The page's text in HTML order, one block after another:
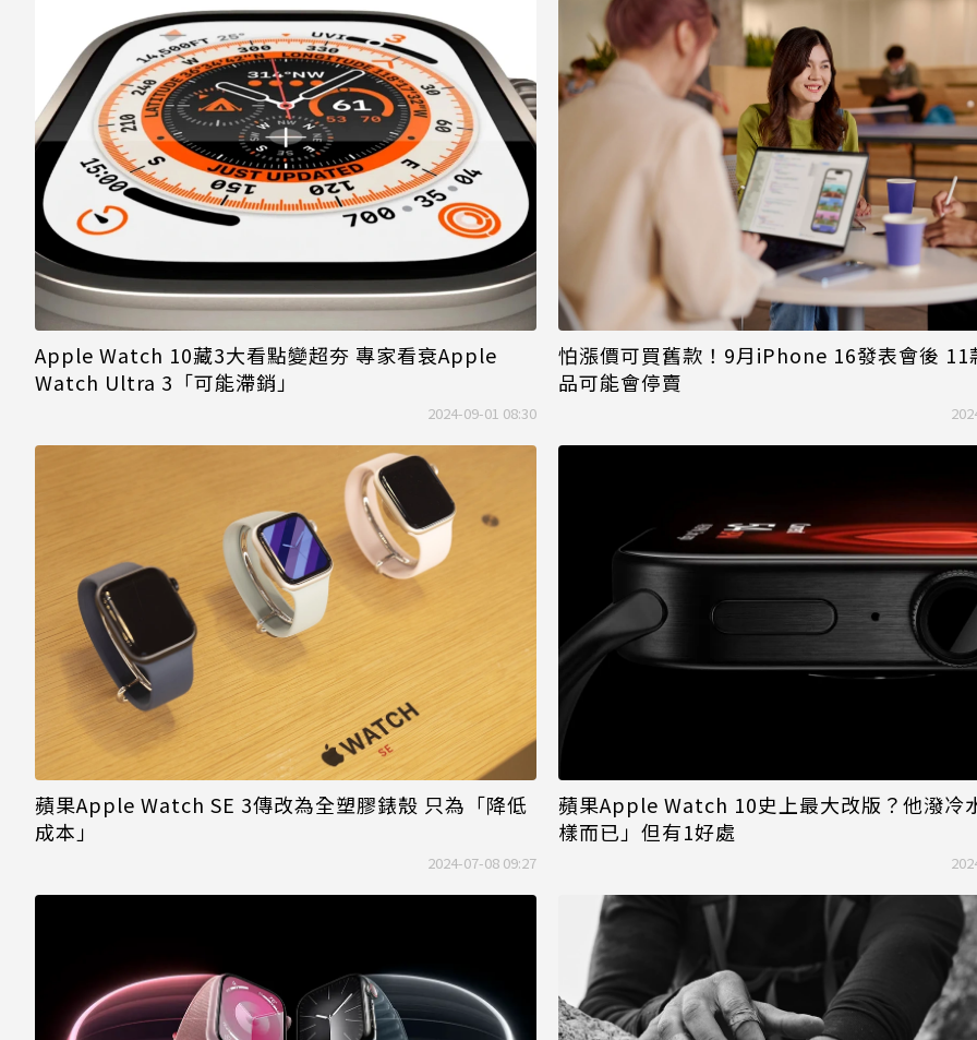
Apple Watch 10藏3大看點變超夯 專家看衰Apple
Watch Ultra 3「可能滯銷」
2024-09-01 08:30
怕漲價可買舊款！9月iPhone 16發表會後 11
品可能會停賣
蘋果Apple Watch SE 3傳改為全塑膠錶殼 只為「降低
成本」
2024-07-08 09:27
蘋果Apple Watch 10史上最大改版？他潑冷
樣而已」但有1好處